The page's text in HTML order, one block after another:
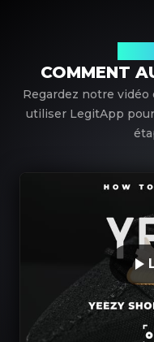
COMMENT
Regardez notre
utiliser LegitApp